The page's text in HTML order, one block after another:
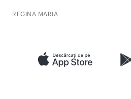
REGINA MARIA